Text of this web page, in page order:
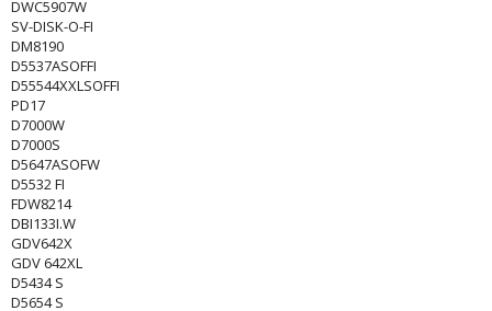
DWC5907W
SV-DISK-O-FI
DM8190
D5537ASOFFI
D55544XXLSOFFI
PD17
D7000W
D7000S
D5647ASOFW
D5532 FI
FDW8214
DBI133I.W
GDV642X
GDV 642XL
D5434 S
D5654 S